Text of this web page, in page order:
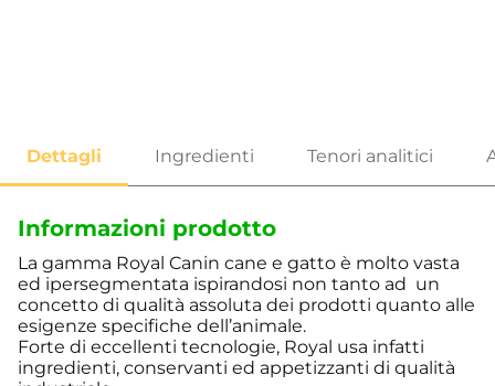
Informazioni prodotto
La gamma Royal Canin cane e gatto è molto vasta
ed ipersegmentata ispirandosi non tanto ad un
concetto di qualità assoluta dei prodotti quanto alle
esigenze specifiche dell’animale.
Forte di eccellenti tecnologie, Royal usa infatti
ingredienti, conservanti ed appetizzanti di qualità